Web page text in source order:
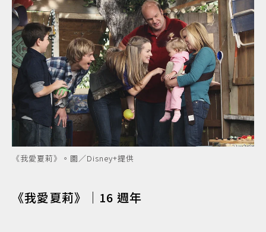
《我愛夏莉》。圖／Disney+提供
《我愛夏莉》｜16 週年